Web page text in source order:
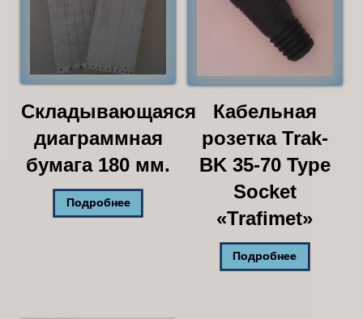
Складывающаяся
диаграммная
бумага 180 мм.
Подробнее
Кабельная
розетка Trak-
BK 35-70 Type
Socket
«Trafimet»
Подробнее